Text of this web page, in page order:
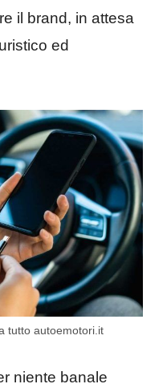
il brand, in attesa
ed
tutto autoemotori.it
niente banale